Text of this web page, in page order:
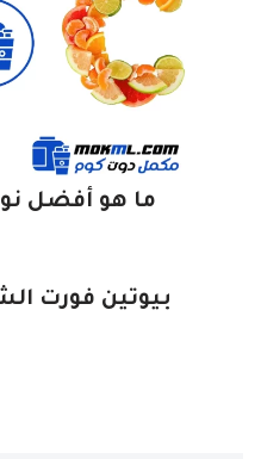
ما هو أفضل
بيوتين فورت